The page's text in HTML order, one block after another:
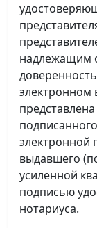
надлежащим
электронном
электронной
выдавшего
усиленной
подписью
нотариуса.